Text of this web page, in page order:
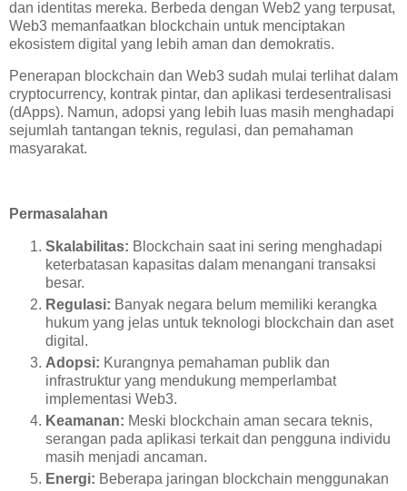
dan identitas mereka. Berbeda dengan Web2 yang terpusat,
Web3 memanfaatkan blockchain untuk menciptakan
ekosistem digital yang lebih aman dan demokratis.
Penerapan blockchain dan Web3 sudah mulai terlihat dalam
cryptocurrency, kontrak pintar, dan aplikasi terdesentralisasi
(dApps). Namun, adopsi yang lebih luas masih menghadapi
sejumlah tantangan teknis, regulasi, dan pemahaman
masyarakat.
Permasalahan
Skalabilitas: Blockchain saat ini sering menghadapi
keterbatasan kapasitas dalam menangani transaksi
besar.
Regulasi: Banyak negara belum memiliki kerangka
hukum yang jelas untuk teknologi blockchain dan aset
digital.
Adopsi: Kurangnya pemahaman publik dan
infrastruktur yang mendukung memperlambat
implementasi Web3.
Keamanan: Meski blockchain aman secara teknis,
serangan pada aplikasi terkait dan pengguna individu
masih menjadi ancaman.
Energi: Beberapa jaringan blockchain menggunakan